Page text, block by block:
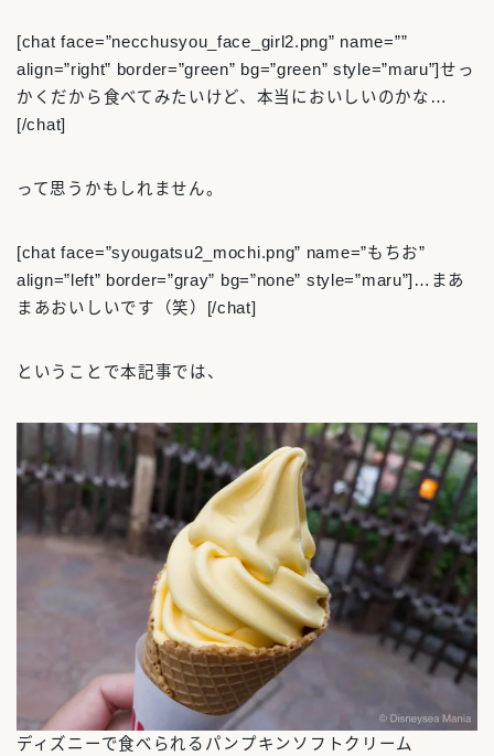
[chat face=”necchusyou_face_girl2.png” name=””
align=”right” border=”green” bg=”green” style=”maru”]せっ
かくだから食べてみたいけど、本当においしいのかな…
[/chat]
って思うかもしれません。
[chat face=”syougatsu2_mochi.png” name=”もちお”
align=”left” border=”gray” bg=”none” style=”maru”]…まあ
まあおいしいです（笑）[/chat]
ということで本記事では、
ディズニーで食べられるパンプキンソフトクリーム